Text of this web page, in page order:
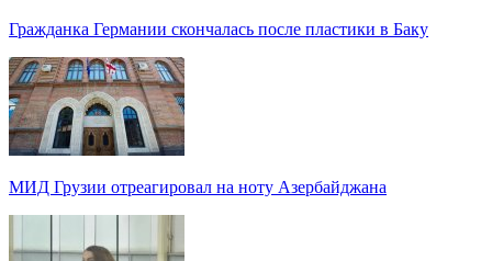
Гражданка Германии скончалась после пластики в Баку
МИД Грузии отреагировал на ноту Азербайджана